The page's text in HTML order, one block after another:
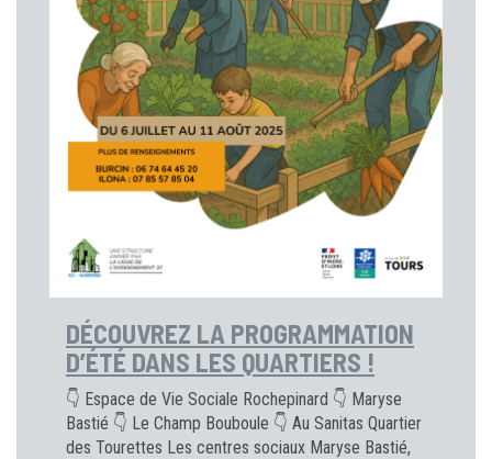
DÉCOUVREZ LA PROGRAMMATION
D’ÉTÉ DANS LES QUARTIERS !
👇 Espace de Vie Sociale Rochepinard 👇 Maryse
Bastié 👇 Le Champ Bouboule 👇 Au Sanitas Quartier
des Tourettes Les centres sociaux Maryse Bastié,